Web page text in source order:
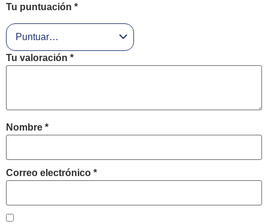
Tu puntuación *
Tu valoración *
Nombre *
Correo electrónico *